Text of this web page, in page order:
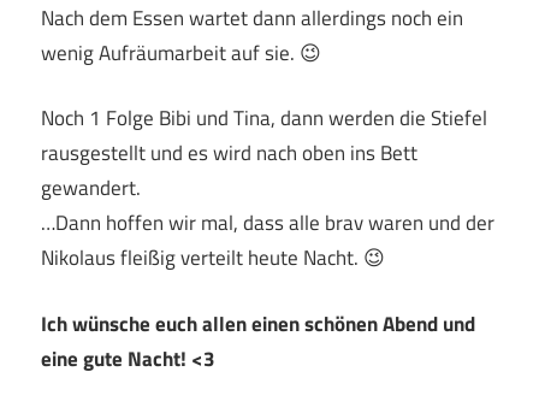
Nach dem Essen wartet dann allerdings noch ein
wenig Aufräumarbeit auf sie. 😉
Noch 1 Folge Bibi und Tina, dann werden die Stiefel
rausgestellt und es wird nach oben ins Bett
gewandert.
…Dann hoffen wir mal, dass alle brav waren und der
Nikolaus fleißig verteilt heute Nacht. 😉
Ich wünsche euch allen einen schönen Abend und
eine gute Nacht! <3